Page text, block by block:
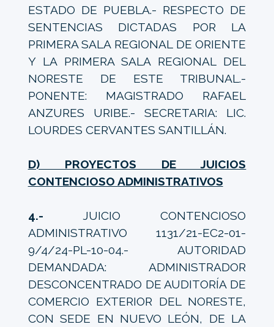
ESTADO DE PUEBLA.- RESPECTO DE
SENTENCIAS DICTADAS POR LA
PRIMERA SALA REGIONAL DE ORIENTE
Y LA PRIMERA SALA REGIONAL DEL
NORESTE DE ESTE TRIBUNAL.-
PONENTE: MAGISTRADO RAFAEL
ANZURES URIBE.- SECRETARIA: LIC.
LOURDES CERVANTES SANTILLÁN.
D) PROYECTOS DE JUICIOS
CONTENCIOSO ADMINISTRATIVOS
4.- JUICIO CONTENCIOSO
ADMINISTRATIVO 1131/21-EC2-01-
9/4/24-PL-10-04.- AUTORIDAD
DEMANDADA: ADMINISTRADOR
DESCONCENTRADO DE AUDITORÍA DE
COMERCIO EXTERIOR DEL NORESTE,
CON SEDE EN NUEVO LEÓN, DE LA